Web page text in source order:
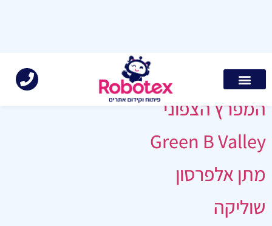
ארכיונים: תיק עבודות
המפרץ הצפוני
Green B Valley
מתן אלפרסון
שוליקה